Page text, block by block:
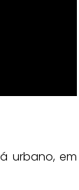
urbano, em